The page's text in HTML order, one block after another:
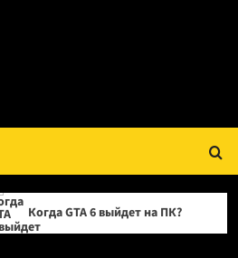
выйдет на ПК? OPPO